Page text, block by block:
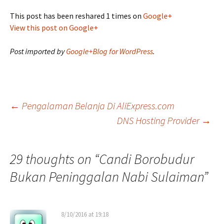
This post has been reshared 1 times on Google+
View this post on Google+
Post imported byGoogle+Blog for WordPress.
Post
← Pengalaman Belanja Di AliExpress.com
DNS Hosting Provider →
29 thoughts on “Candi Borobudur
Bukan Peninggalan Nabi Sulaiman”
8/10/2016 at 19:18